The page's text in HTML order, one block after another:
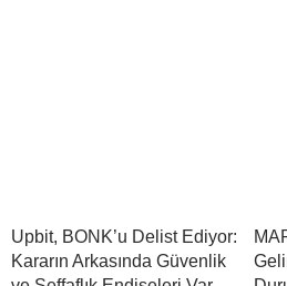
Upbit, BONK’u Delist Ediyor:
Kararın Arkasında Güvenlik